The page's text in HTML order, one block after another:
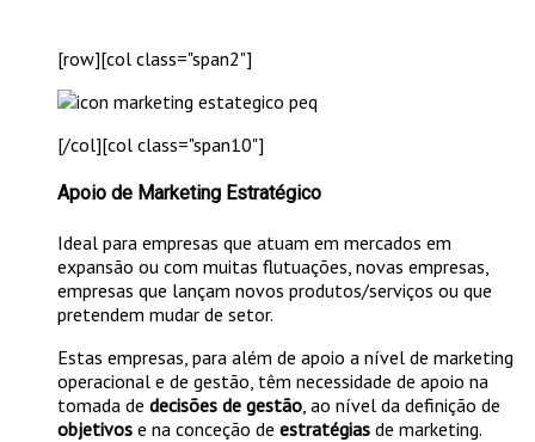
[row][col class="span2"]
[/col][col class="span10"]
Apoio de Marketing Estratégico
Ideal para empresas que atuam em mercados em
expansão ou com muitas flutuações, novas empresas,
empresas que lançam novos produtos/serviços ou que
pretendem mudar de setor.
Estas empresas, para além de apoio a nível de marketing
operacional e de gestão, têm necessidade de apoio na
tomada de decisões de gestão , ao nível da definição de
objetivos e na conceção de estratégias de marketing.